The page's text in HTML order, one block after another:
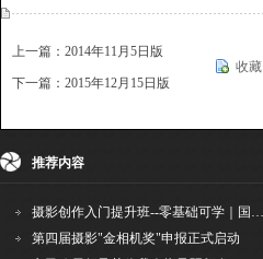
上一篇：2014年11月5日版
下一篇：2015年12月15日版
收藏
推荐内容
摄影创作入门提升班--零基础可学｜国际评委授课｜手机·相机均可｜AI工具｜摄影比赛指
第四届摄影"金相机奖"申报正式启动